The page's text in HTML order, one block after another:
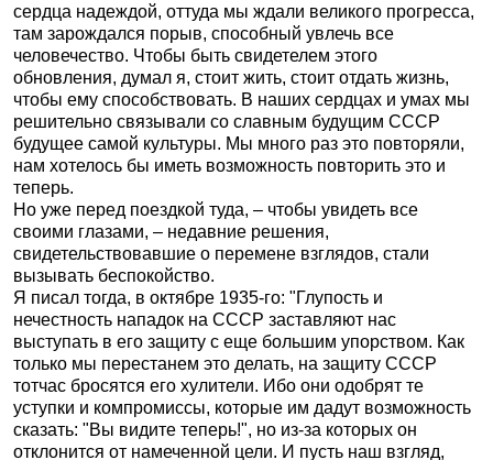
сердца надеждой, оттуда мы ждали великого прогресса,
там зарождался порыв, способный увлечь все
человечество. Чтобы быть свидетелем этого
обновления, думал я, стоит жить, стоит отдать жизнь,
чтобы ему способствовать. В наших сердцах и умах мы
решительно связывали со славным будущим СССР
будущее самой культуры. Мы много раз это повторяли,
нам хотелось бы иметь возможность повторить это и
теперь.
Но уже перед поездкой туда, – чтобы увидеть все
своими глазами, – недавние решения,
свидетельствовавшие о перемене взглядов, стали
вызывать беспокойство.
Я писал тогда, в октябре 1935-го: "Глупость и
нечестность нападок на СССР заставляют нас
выступать в его защиту с еще большим упорством. Как
только мы перестанем это делать, на защиту СССР
тотчас бросятся его хулители. Ибо они одобрят те
уступки и компромиссы, которые им дадут возможность
сказать: "Вы видите теперь!", но из-за которых он
отклонится от намеченной цели. И пусть наш взгляд,